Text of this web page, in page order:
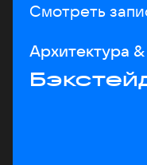
Смотреть
Архитектура